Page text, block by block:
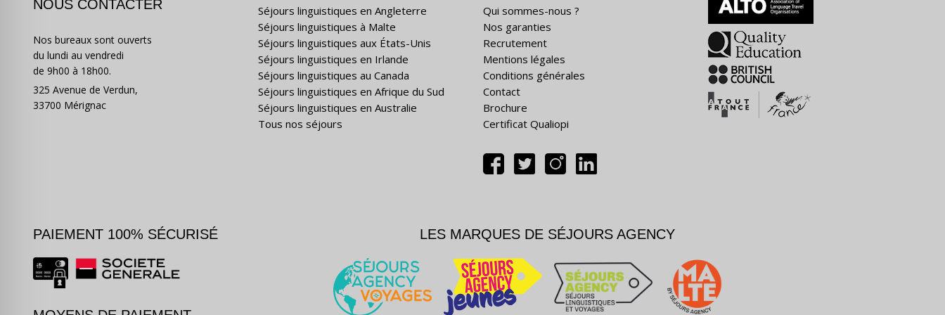
NOUS CONTACTER
Nos bureaux sont ouverts
du lundi au vendredi
de 9h00 à 18h00.
325 Avenue de Verdun,
33700 Mérignac
Séjours linguistiques en Angleterre
Séjours linguistiques à Malte
Séjours linguistiques aux États-Unis
Séjours linguistiques en Irlande
Séjours linguistiques au Canada
Séjours linguistiques en Afrique du Sud
Séjours linguistiques en Australie
Tous nos séjours
Qui sommes-nous ?
Nos garanties
Recrutement
Mentions légales
Conditions générales
Contact
Brochure
Certificat Qualiopi
PAIEMENT 100% SÉCURISÉ LES MARQUES DE SÉJOURS AGENCY